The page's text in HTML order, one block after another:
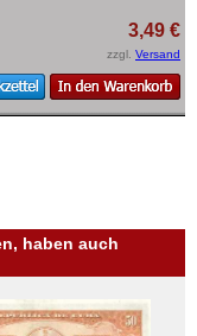
3,49 €
zzgl. Versand
haben auch